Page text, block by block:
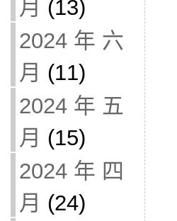
月 (13)
2024 年 六
月 (11)
2024 年 五
月 (15)
2024 年 四
月 (24)